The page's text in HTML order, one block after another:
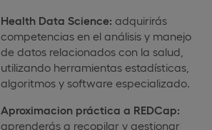
Health Data Science: adquirirás
competencias en el análisis y manejo
de datos relacionados con la salud,
utilizando herramientas estadísticas,
algoritmos y software especializado.
Aproximacion práctica a REDCap:
aprenderás a recopilar y gestionar